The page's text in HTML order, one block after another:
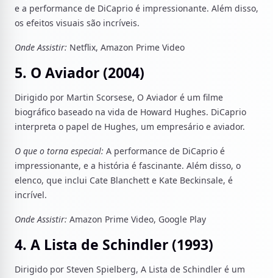
e a performance de DiCaprio é impressionante. Além disso,
os efeitos visuais são incríveis.
Onde Assistir: Netflix, Amazon Prime Video
5. O Aviador (2004)
Dirigido por Martin Scorsese, O Aviador é um filme
biográfico baseado na vida de Howard Hughes. DiCaprio
interpreta o papel de Hughes, um empresário e aviador.
O que o torna especial: A performance de DiCaprio é
impressionante, e a história é fascinante. Além disso, o
elenco, que inclui Cate Blanchett e Kate Beckinsale, é
incrível.
Onde Assistir: Amazon Prime Video, Google Play
4. A Lista de Schindler (1993)
Dirigido por Steven Spielberg, A Lista de Schindler é um